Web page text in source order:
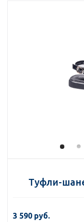
Туфли-
3 590 руб.